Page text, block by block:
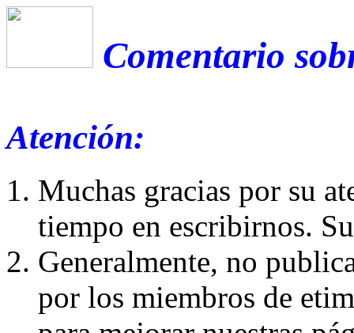
Comentario
Atención:
Muchas gracias por su
tiempo en escribirnos.
Generalmente, no
por los miembros de